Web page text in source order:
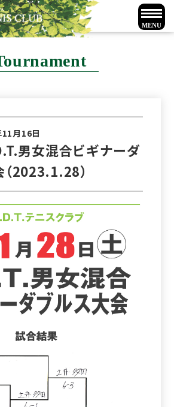
月16日
男女混合ビギナーダ
2023.1.28）